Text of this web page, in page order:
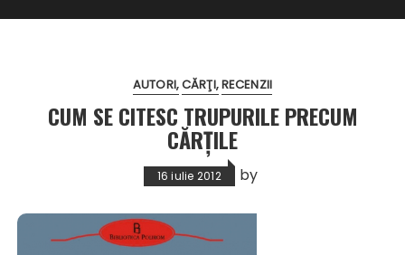
AUTORI CĂRŢI RECENZII
CUM SE CITESC TRUPURILE PRECUM
CĂRŢILE
16 iulie 2012 by